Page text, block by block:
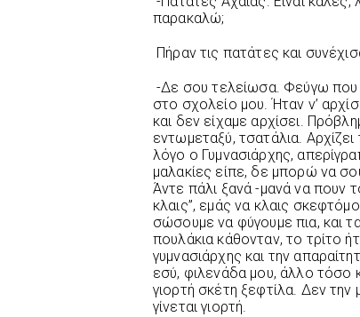
παρακαλώ;
Πήραν τις πατάτες και
-Δε σου τελείωσα. Φεύγω που
στο σχολείο μου. Ήταν ν’
και δεν είχαμε αρχίσει.
εντωμεταξύ, τσατάλια.
λόγο ο Γυμνασιάρχης,
μαλακίες είπε, δε μπορώ να
Άντε πάλι ξανά -μανά να πουν
κλαις”, εμάς να κλαις
σώσουμε να φύγουμε πια, και
πουλάκια κάθονταν, το τρίτο
γυμνασιάρχης και την
εσύ, φιλενάδα μου, άλλο τόσο
γιορτή σκέτη ξεφτίλα. Δεν
γίνεται γιορτή.